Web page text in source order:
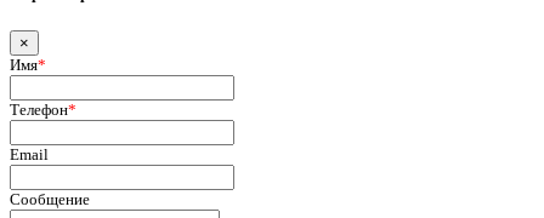
×
Имя*
Телефон*
Email
Сообщение